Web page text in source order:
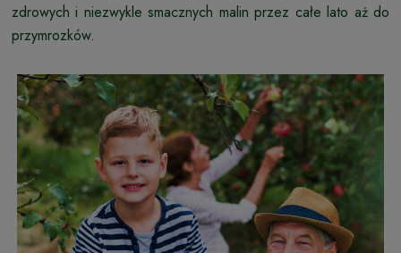
zdrowych i niezwykle smacznych malin przez całe lato aż do
przymrozków.